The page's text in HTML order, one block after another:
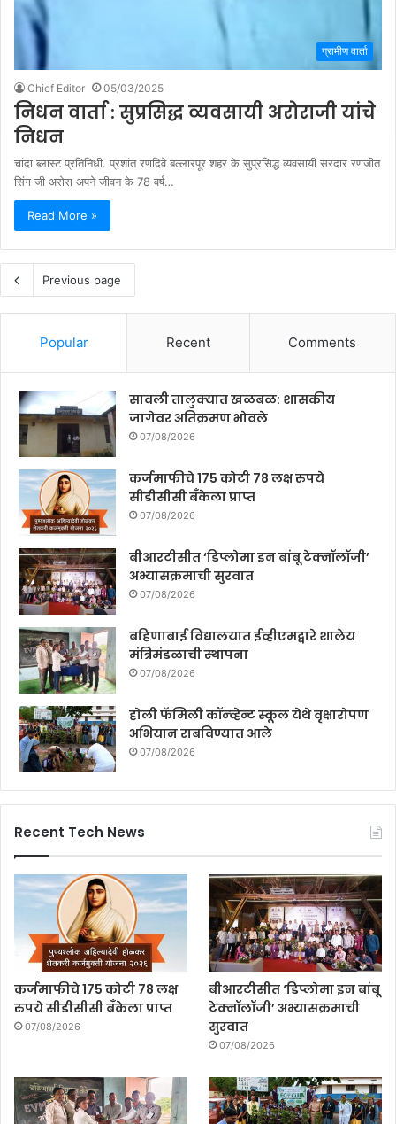
ग्रामीण वार्ता
Chief Editor 05/03/2025
निधन वार्ता : सुप्रसिद्ध व्यवसायी अरोराजी यांचे
निधन
चांदा ब्लास्ट प्रतिनिधी. प्रशांत रणदिवे बल्लारपूर शहर के सुप्रसिद्ध व्यवसायी सरदार रणजीत
सिंग जी अरोरा अपने जीवन के 78 वर्ष…
Read More »
Previous page
Popular Recent Comments
सावली तालुक्यात खळबळ: शासकीय
जागेवर अतिक्रमण भोवले
07/08/2026
कर्जमाफीचे 175 कोटी 78 लक्ष रुपये
सीडीसीसी बँकेला प्राप्त
07/08/2026
बीआरटीसीत ‘डिप्लोमा इन बांबू टेक्नॉलॉजी’
अभ्यासक्रमाची सुरवात
07/08/2026
बहिणाबाई विद्यालयात ईव्हीएमद्वारे शालेय
मंत्रिमंडळाची स्थापना
07/08/2026
होली फॅमिली कॉन्व्हेन्ट स्कूल येथे वृक्षारोपण
अभियान राबविण्यात आले
07/08/2026
Recent Tech News
कर्जमाफीचे 175 कोटी 78 लक्ष
रुपये सीडीसीसी बँकेला प्राप्त
07/08/2026
बीआरटीसीत ‘डिप्लोमा इन बांबू
टेक्नॉलॉजी’ अभ्यासक्रमाची
सुरवात
07/08/2026